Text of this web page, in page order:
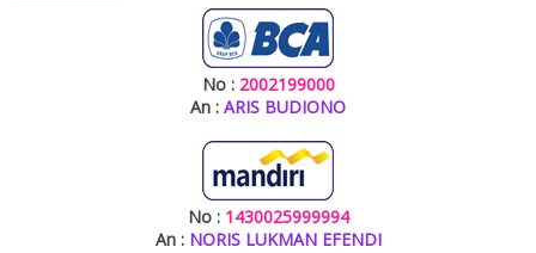
No : 2002199000
An : ARIS BUDIONO
No : 1430025999994
An : NORIS LUKMAN EFENDI